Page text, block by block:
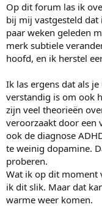
Op dit forum las ik
bij mij vastgesteld
paar weken geleden
merk subtiele
hoofd, en ik herstel
Ik las ergens dat als
verstandig is om ook
zijn veel theorieën
veroorzaakt door een
ook de diagnose
te weinig dopamine.
proberen.
Wat ik op dit moment
ik dit slik. Maar dat
warme weer komen.